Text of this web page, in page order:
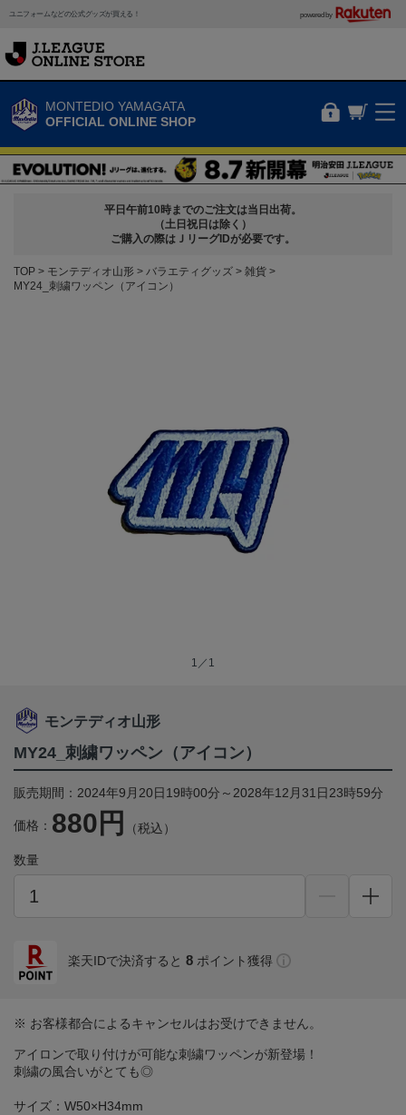
ユニフォームなどの公式グッズが買える！ powered by
MONTEDIO YAMAGATA
OFFICIAL ONLINE SHOP
平日午前10時までのご注文は当日出荷。
（土日祝日は除く）
ご購入の際はＪリーグIDが必要です。
TOP モンテディオ山形 バラエティグッズ
雑貨
MY24_刺繍ワッペン（アイコン）
1／1
モンテディオ山形
MY24_刺繍ワッペン（アイコン）
販売期間：2024年9月20日19時00分～2028年12月31日23時59分
価格： 880円 （税込）
数量
楽天IDで決済すると 8 ポイント獲得
※ お客様都合によるキャンセルはお受けできません。
アイロンで取り付けが可能な刺繍ワッペンが新登場！
刺繍の風合いがとても◎
サイズ：W50×H34mm